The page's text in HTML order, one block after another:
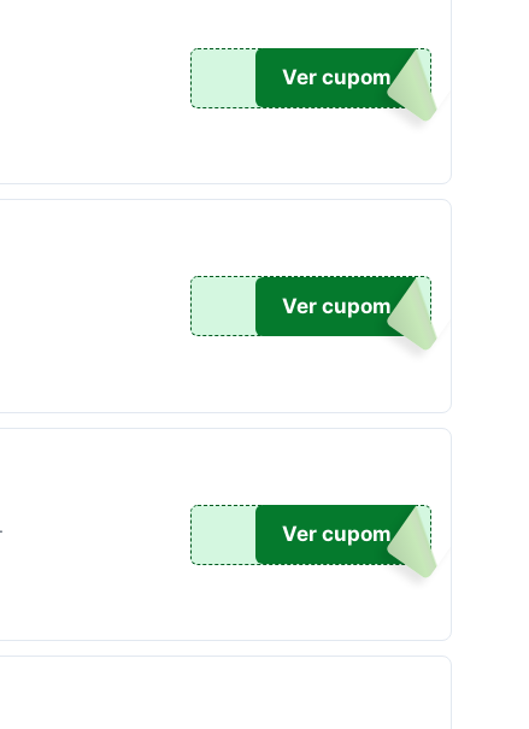
SA
Ver cupom
SA
Ver cupom
10
Ver cupom